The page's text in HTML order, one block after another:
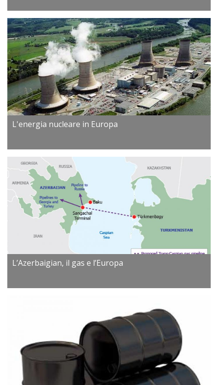
L'energia nucleare in Europa
L’Azerbaigian, il gas e l’Europa